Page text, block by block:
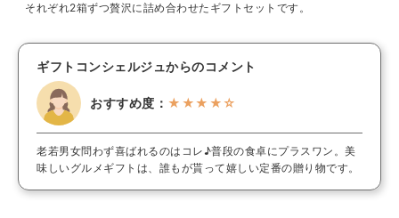
それぞれ2箱ずつ贅沢に詰め合わせたギフトセットです。
ギフトコンシェルジュからのコメント
おすすめ度： ★★★★☆
老若男女問わず喜ばれるのはコレ♪普段の食卓にプラスワン。美
味しいグルメギフトは、誰もが貰って嬉しい定番の贈り物です。